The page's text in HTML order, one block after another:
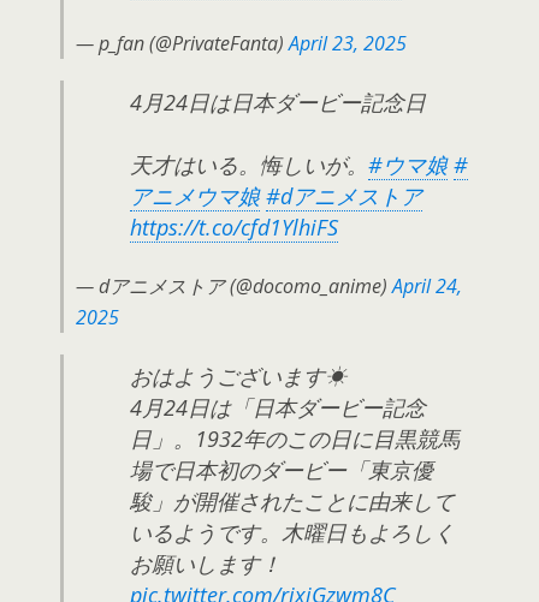
— p_fan (@PrivateFanta)April 23, 2025
4月24日は日本ダービー記念日
天才はいる。悔しいが。 #ウマ娘 #
アニメウマ娘 #dアニメストア
https://t.co/cfd1YlhiFS
— dアニメストア (@docomo_anime)April 24,
2025
おはようございます☀
4月24日は「日本ダービー記念
日」。1932年のこの日に目黒競馬
場で日本初のダービー「東京優
駿」が開催されたことに由来して
いるようです。木曜日もよろしく
お願いします！
pic.twitter.com/rixjGzwm8C